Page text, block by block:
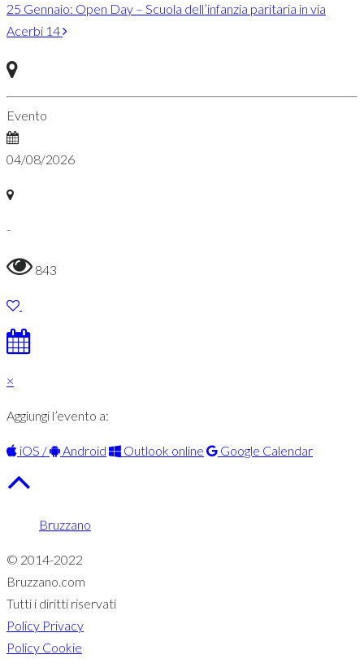
25 Gennaio: Open Day – Scuola dell’infanzia paritaria in via
Acerbi 14
Evento
04/08/2026
-
843
×
Aggiungi l’evento a:
iOS / Android Outlook online Google Calendar
Bruzzano
© 2014-2022
Bruzzano.com
Tutti i diritti riservati
Policy Privacy
Policy Cookie